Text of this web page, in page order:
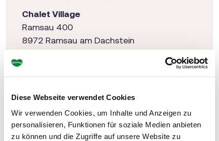
Diese Webseite verwendet Cookies
Wir verwenden Cookies, um Inhalte und Anzeigen zu
personalisieren, Funktionen für soziale Medien anbieten
zu können und die Zugriffe auf unsere Website zu
Chalet Village
Ramsau 400
8972 Ramsau am Dachstein
chaletvillage@apart4you.at
www.chalet-village.at